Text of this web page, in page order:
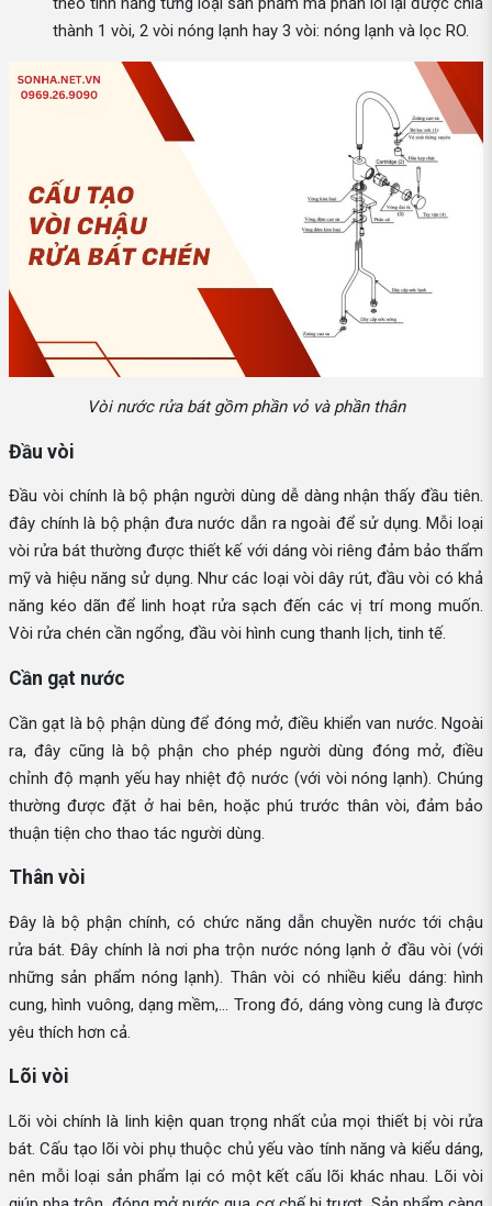
thành 1 vòi, 2 vòi nóng lạnh hay 3 vòi: nóng lạnh và lọc RO.
Vòi nước rửa bát gồm phần vỏ và phần thân
Đầu vòi
Đầu vòi chính là bộ phận người dùng dễ dàng nhận thấy đầu tiên.
đây chính là bộ phận đưa nước dẫn ra ngoài để sử dụng. Mỗi loại
vòi rửa bát thường được thiết kế với dáng vòi riêng đảm bảo thẩm
mỹ và hiệu năng sử dụng. Như các loại vòi dây rút, đầu vòi có khả
năng kéo dãn để linh hoạt rửa sạch đến các vị trí mong muốn.
Vòi rửa chén cần ngổng, đầu vòi hình cung thanh lịch, tinh tế.
Cần gạt nước
Cần gạt là bộ phận dùng để đóng mở, điều khiển van nước. Ngoài
ra, đây cũng là bộ phận cho phép người dùng đóng mở, điều
chỉnh độ mạnh yếu hay nhiệt độ nước (với vòi nóng lạnh). Chúng
thường được đặt ở hai bên, hoặc phú trước thân vòi, đảm bảo
thuận tiện cho thao tác người dùng.
Thân vòi
Đây là bộ phận chính, có chức năng dẫn chuyền nước tới chậu
rửa bát. Đây chính là nơi pha trộn nước nóng lạnh ở đầu vòi (với
những sản phẩm nóng lạnh). Thân vòi có nhiều kiểu dáng: hình
cung, hình vuông, dạng mềm,... Trong đó, dáng vòng cung là được
yêu thích hơn cả.
Lõi vòi
Lõi vòi chính là linh kiện quan trọng nhất của mọi thiết bị vòi rửa
bát. Cấu tạo lõi vòi phụ thuộc chủ yếu vào tính năng và kiểu dáng,
nên mỗi loại sản phẩm lại có một kết cấu lõi khác nhau. Lõi vòi